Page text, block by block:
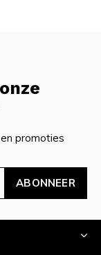
promoties
ABONNEER